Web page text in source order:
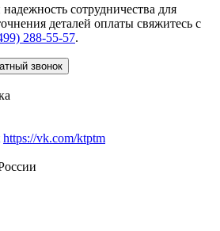
сотрудничества для
деталей оплаты свяжитесь с
288-55-57.
https://vk.com/ktptm